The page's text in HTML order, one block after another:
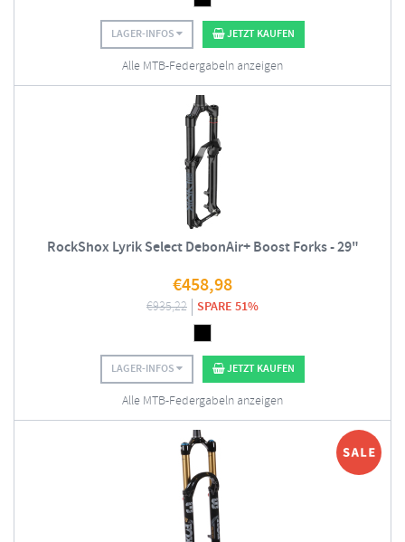
LAGER-INFOS JETZT KAUFEN
Alle MTB-Federgabeln anzeigen
RockShox Lyrik Select DebonAir+ Boost Forks - 29"
€458,98
€935,22 SPARE 51%
LAGER-INFOS JETZT KAUFEN
Alle MTB-Federgabeln anzeigen